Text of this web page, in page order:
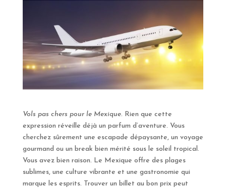
Vols pas chers pour le Mexique. Rien que cette
expression réveille déjà un parfum d’aventure. Vous
cherchez sûrement une escapade dépaysante, un voyage
gourmand ou un break bien mérité sous le soleil tropical.
Vous avez bien raison. Le Mexique offre des plages
sublimes, une culture vibrante et une gastronomie qui
marque les esprits. Trouver un billet au bon prix peut